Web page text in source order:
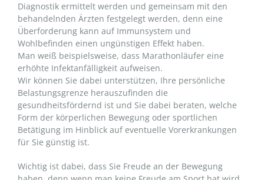
Diagnostik ermittelt werden und gemeinsam mit den
behandelnden Ärzten festgelegt werden, denn eine
Überforderung kann auf Immunsystem und
Wohlbefinden einen ungünstigen Effekt haben.
Man weiß beispielsweise, dass Marathonläufer eine
erhöhte Infektanfälligkeit aufweisen.
Wir können Sie dabei unterstützen, Ihre persönliche
Belastungsgrenze herauszufinden die
gesundheitsfördernd ist und Sie dabei beraten, welche
Form der körperlichen Bewegung oder sportlichen
Betätigung im Hinblick auf eventuelle Vorerkrankungen
für Sie günstig ist.
Wichtig ist dabei, dass Sie Freude an der Bewegung